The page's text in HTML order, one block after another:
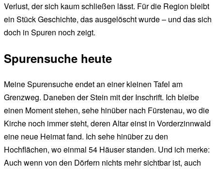
Verlust, der sich kaum schließen lässt. Für die Region bleibt
ein Stück Geschichte, das ausgelöscht wurde – und das sich
doch in Spuren noch zeigt.
Spurensuche heute
Meine Spurensuche endet an einer kleinen Tafel am
Grenzweg. Daneben der Stein mit der Inschrift. Ich bleibe
einen Moment stehen, sehe hinüber nach Fürstenau, wo die
Kirche noch immer steht, deren Altar einst in Vorderzinnwald
eine neue Heimat fand. Ich sehe hinüber zu den
Hochflächen, wo einmal 54 Häuser standen. Und ich merke:
Auch wenn von den Dörfern nichts mehr sichtbar ist, auch